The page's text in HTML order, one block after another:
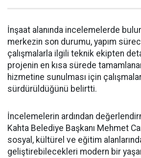
İnşaat alanında incelemelerde
merkezin son durumu, yapım
çalışmalarla ilgili teknik ekipten
projenin en kısa sürede
hizmetine sunulması için
sürdürüldüğünü belirtti.
İncelemelerin ardından
Kahta Belediye Başkanı Mehmet
sosyal, kültürel ve eğitim
geliştirebilecekleri modern bir